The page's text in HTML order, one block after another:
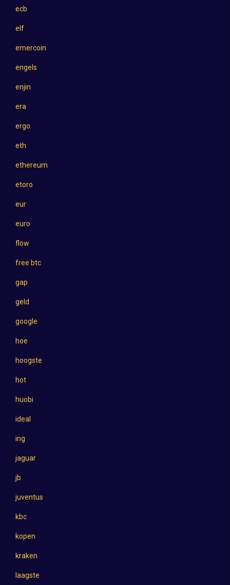
ecb
elf
emercoin
engels
enjin
era
ergo
eth
ethereum
etoro
eur
euro
flow
free btc
gap
geld
google
hoe
hoogste
hot
huobi
ideal
ing
jaguar
jb
juventus
kbc
kopen
kraken
laagste